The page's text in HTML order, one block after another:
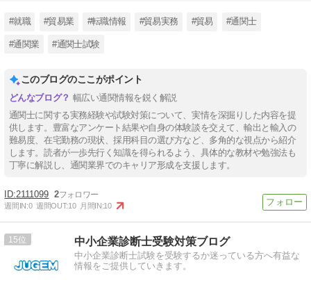
#就職 #貿易業 #転職情報 #貿易実務 #貿易 #通関士
#通関業 #通関士試験
このブログのここがポイント
幅広い通関情報を鋭く解説
通関士に関する実務経験や試験対策について、実情を深掘りした内容を提
供します。豊富なアンケート結果や自身の体験談を交えて、輸出と輸入の
難易度、在宅勤務の現状、採用科目の選び方など、多角的な視点から紹介
します。読者が一歩先行く知識を得られるよう、具体的な教材や勉強法も
丁寧に解説し、通関業界でのキャリア形成を支援します。
2111099 2
週間IN:0 週間OUT:10 月間IN:10
15 中小企業診断士受験対策ブログ
中小企業診断士試験を受験するか迷っている方へ有益な
情報をご提供していきます。